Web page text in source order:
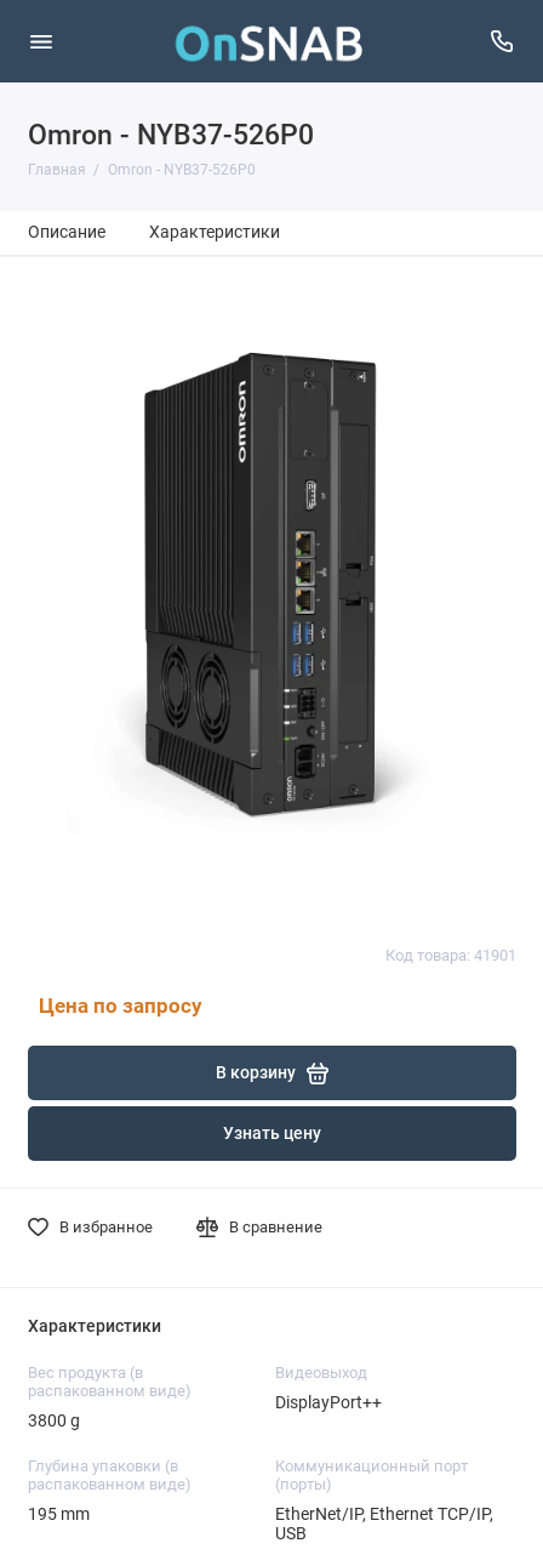
Omron - NYB37-526P0
Главная Omron - NYB37-526P0
Описание Характеристики
Код товара: 41901
Цена по запросу
В корзину
Узнать цену
В избранное В сравнение
Характеристики
Вес продукта (в
распакованном виде)
3800 g
Видеовыход
DisplayPort++
Глубина упаковки (в
распакованном виде)
195 mm
Коммуникационный порт
(порты)
EtherNet/IP, Ethernet TCP/IP,
USB